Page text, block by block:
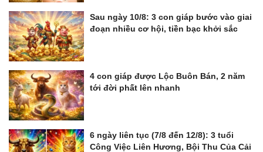
Sau ngày 10/8: 3 con giáp bước vào giai
đoạn nhiều cơ hội, tiền bạc khởi sắc
4 con giáp được Lộc Buôn Bán, 2 năm
tới đời phất lên nhanh
6 ngày liên tục (7/8 đến 12/8): 3 tuổi
Công Việc Liên Hương, Bội Thu Của Cải